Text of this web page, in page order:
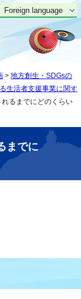
Foreign language
> 地方創生・SDGsの
生活者支援事業に関す
るまでにどのくらい
までに